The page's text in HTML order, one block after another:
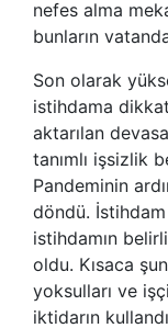
nefes alma
bunların
Son olarak
istihdama
aktarılan
tanımlı işsizlik
Pandeminin
döndü.
istihdamın
oldu. Kısaca
yoksulları ve
iktidarın